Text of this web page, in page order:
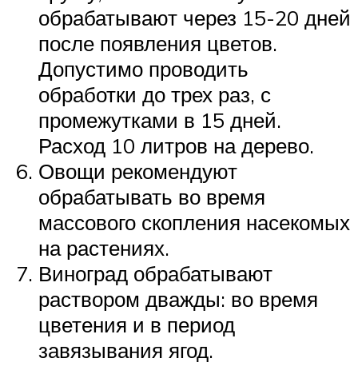
обрабатывают через 15-20 дней
после появления цветов.
Допустимо проводить
обработки до трех раз, с
промежутками в 15 дней.
Расход 10 литров на дерево.
Овощи рекомендуют
обрабатывать во время
массового скопления насекомых
на растениях.
Виноград обрабатывают
раствором дважды: во время
цветения и в период
завязывания ягод.